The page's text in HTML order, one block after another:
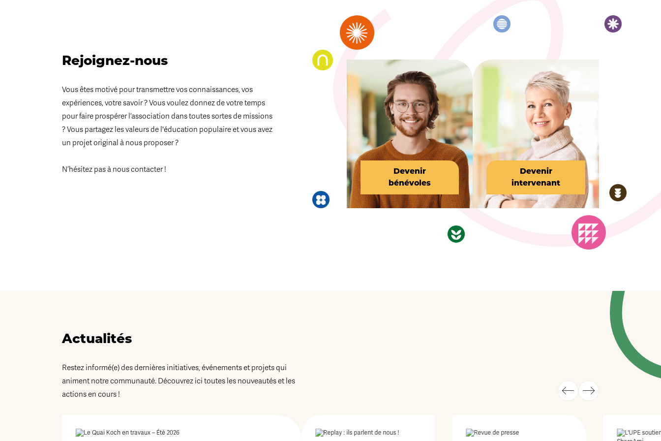
Rejoignez-nous
Vous êtes motivé pour transmettre vos connaissances, vos
expériences, votre savoir ? Vous voulez donnez de votre temps
pour faire prospérer l’association dans toutes sortes de missions
? Vous partagez les valeurs de l'éducation populaire et vous avez
un projet original à nous proposer ?
N’hésitez pas à nous contacter !
Devenir
bénévoles
Devenir
intervenant
Actualités
Restez informé(e) des dernières initiatives, événements et projets qui
animent notre communauté. Découvrez ici toutes les nouveautés et les
actions en cours !